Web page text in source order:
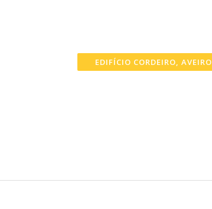
EDIFÍCIO CORDEIRO, AVEIRO